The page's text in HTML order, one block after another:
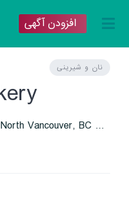
افزودن آگهی
نان و شیرینی
1248 Lynn Valley Rd A, North Vancouver, BC V7J 2A3